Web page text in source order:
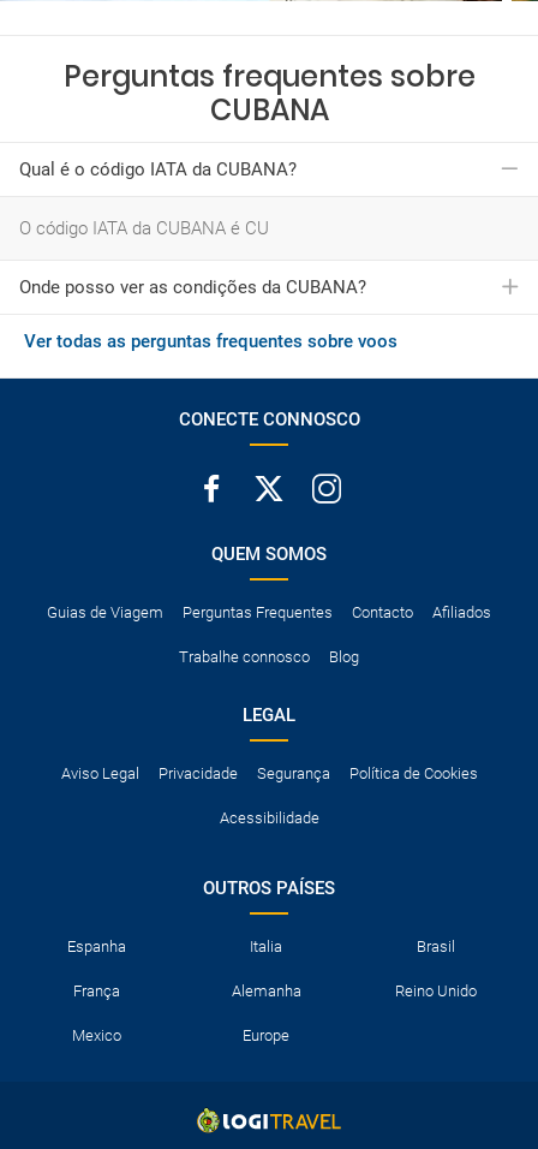
Perguntas frequentes sobre
CUBANA
Qual é o código IATA da CUBANA?
O código IATA da CUBANA é CU
Onde posso ver as condições da CUBANA?
Você pode consultar as condições gerais da CUBANA
Ver todas as perguntas frequentes sobre voos
CONECTE CONNOSCO
QUEM SOMOS
Guias de Viagem Perguntas Frequentes Contacto Afiliados
Trabalhe connosco Blog
LEGAL
Aviso Legal Privacidade Segurança Política de Cookies
Acessibilidade
OUTROS PAÍSES
Espanha Italia Brasil
França Alemanha Reino Unido
Mexico Europe